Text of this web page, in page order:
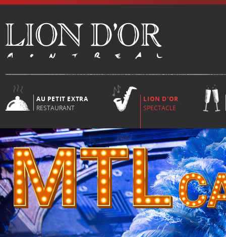
AU PETIT EXTRA
RESTAURANT
LION D'OR
SPECTACLE